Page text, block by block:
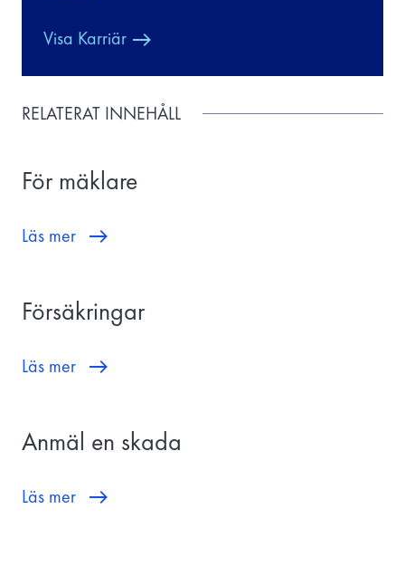
Visa Karriär
RELATERAT INNEHÅLL
För mäklare
Läs mer
Försäkringar
Läs mer
Anmäl en skada
Läs mer